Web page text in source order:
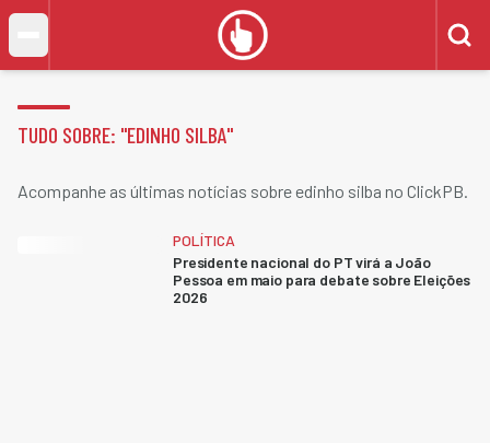
TUDO SOBRE: "EDINHO SILBA"
Acompanhe as últimas notícias sobre edinho silba no ClickPB.
POLÍTICA
Presidente nacional do PT virá a João
Pessoa em maio para debate sobre Eleições
2026